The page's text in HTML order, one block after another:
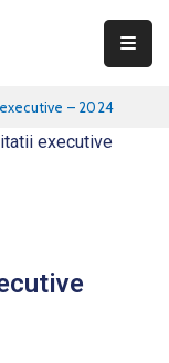
– 2024
executive